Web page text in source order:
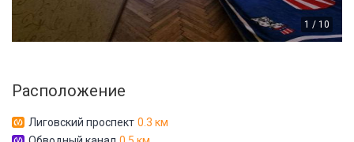
1 / 10
Расположение
Лиговский проспект 0.3 км